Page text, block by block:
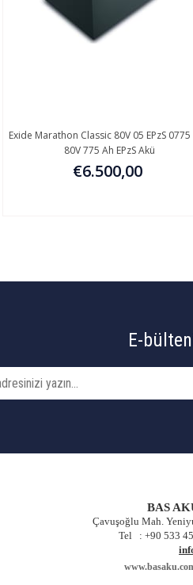
Exide Marathon Classic 80V 05 EPzS 0775 SC
80V 775 Ah EPzS Akü
€6.500,00
E-
BAS
Çavuşoğlu Mah.
Tel : +90 533